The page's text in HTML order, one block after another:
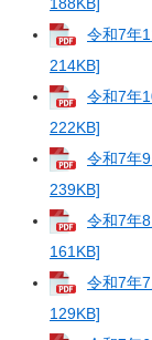
令和7年
214KB]
令和7年
222KB]
令和7年
239KB]
令和7年
161KB]
令和7年
129KB]